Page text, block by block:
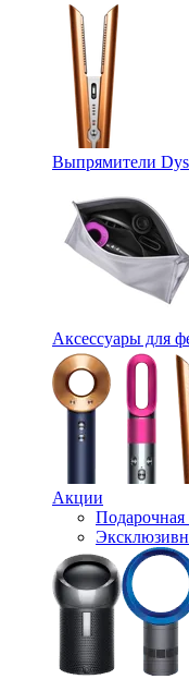
Выпрямители
Аксессуары для
Акции
Подарочная